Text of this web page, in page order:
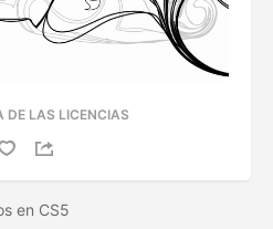
DE LAS LICENCIAS
en CS5